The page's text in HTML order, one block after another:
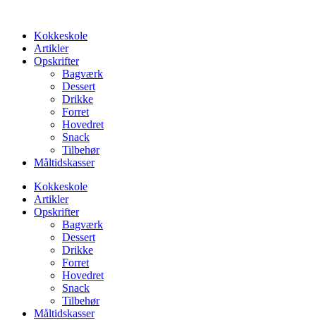
indholdKokkeskole
Artikler
Opskrifter
Bagværk
Dessert
Drikke
Forret
Hovedret
Snack
Tilbehør
Måltidskasser
Kokkeskole
Artikler
Opskrifter
Bagværk
Dessert
Drikke
Forret
Hovedret
Snack
Tilbehør
Måltidskasser